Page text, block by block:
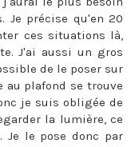
Je précise qu'en 20
ces situations là,
J'ai aussi un gros
de le poser sur
plafond se trouve
je suis obligée de
la lumière, ce
le pose donc par